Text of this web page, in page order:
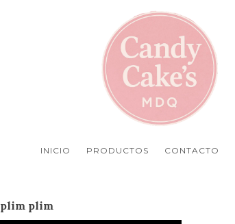
INICIO PRODUCTOS CONTACTO
plim plim